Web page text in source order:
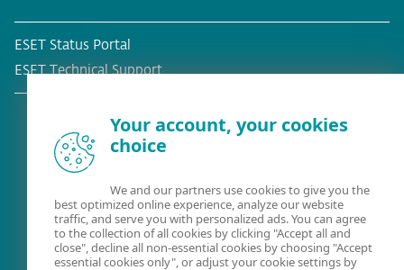
ESET Status Portal
ESET Technical Support
Olemasolev klient?
Your account, your cookies
choice
We and our partners use cookies to give you the
best optimized online experience, analyze our website
traffic, and serve you with personalized ads. You can agree
to the collection of all cookies by clicking "Accept all and
close", decline all non-essential cookies by choosing "Accept
essential cookies only", or adjust your cookie settings by